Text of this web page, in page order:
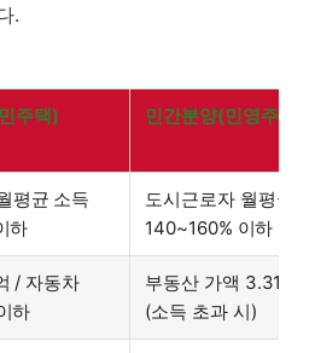
.
주택) 민간분양(민영주택)
평균 소득
하
도시근로자 월평균
140~160% 이하
/ 자동차
하
부동산 가액 3.31억
(소득 초과 시)